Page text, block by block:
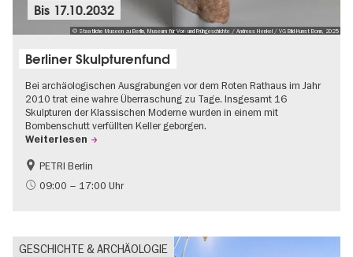
© Staatliche Museen zu Berlin, Museum für Vor- und Frühgeschichte / Andreas Henkel / VG Bild-Kunst Bonn, 2025
Bis 17.10.2032
Berliner Skulpturenfund
Bei archäologischen Ausgrabungen vor dem Roten Rathaus im Jahr
2010 trat eine wahre Überraschung zu Tage. Insgesamt 16
Skulpturen der Klassischen Moderne wurden in einem mit
Bombenschutt verfüllten Keller geborgen.
Weiterlesen
NS-Geschichte
PETRI Berlin
09:00 – 17:00 Uhr
GESCHICHTE & ARCHÄOLOGIE